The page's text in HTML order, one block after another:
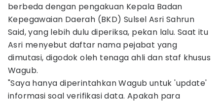
berbeda dengan pengakuan Kepala Badan
Kepegawaian Daerah (BKD) Sulsel Asri Sahrun
Said, yang lebih dulu diperiksa, pekan lalu. Saat itu
Asri menyebut daftar nama pejabat yang
dimutasi, digodok oleh tenaga ahli dan staf khusus
Wagub.
"Saya hanya diperintahkan Wagub untuk 'update'
informasi soal verifikasi data. Apakah para